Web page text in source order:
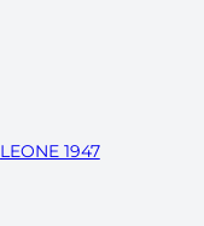
LEONE 1947